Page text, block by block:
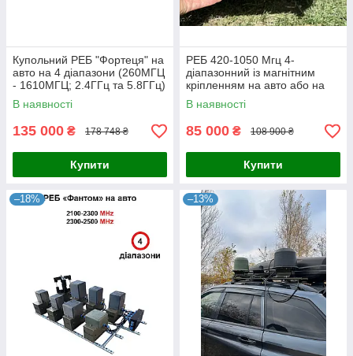
Купольний РЕБ "Фортеця" на
авто на 4 діапазони (260МГЦ
- 1610МГЦ; 2.4ГГц та 5.8ГГц)
В наявності
135 000 ₴ 178 748 ₴
Купити
РЕБ 420-1050 Мгц 4-
діапазонний із магнітним
кріпленням на авто або на
позицію
В наявності
85 000 ₴ 108 900 ₴
Купити
–18% –13%